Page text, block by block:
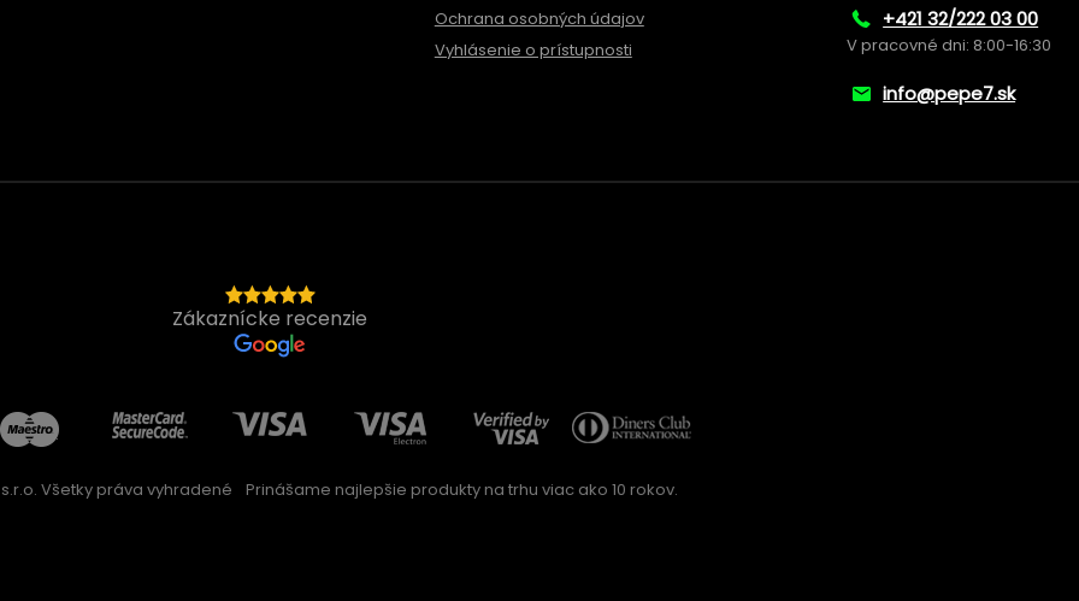
Ochrana osobných údajov
Vyhlásenie o prístupnosti
+421 32/222 03 00
V pracovné dni: 8:00-16:30
info@pepe7.sk
Zákaznícke recenzie
Všetky práva vyhradené Prinášame najlepšie produkty na trhu viac ako 10 rokov.